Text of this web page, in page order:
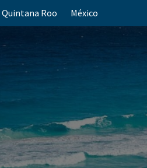
Quintana Roo México